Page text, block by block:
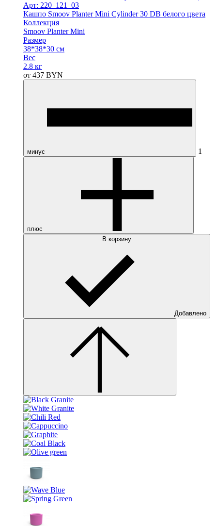
Арт: 220_121_03
Кашпо Smoov Planter Mini Cylinder 30 DB белого цвета
Коллекция
Smoov Planter Mini
Размер
38*38*30 см
Вес
2.8 кг
от 437 BYN
минус 1
плюс
В корзину
Добавлено